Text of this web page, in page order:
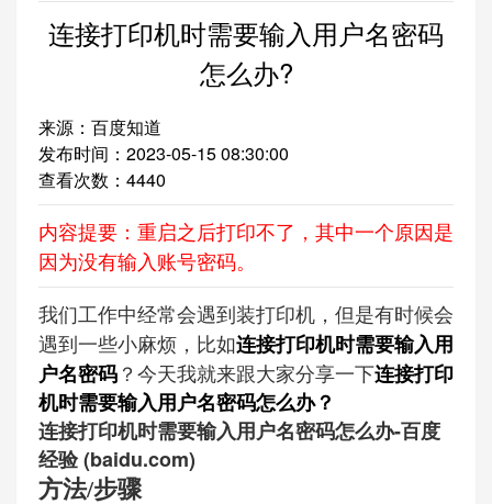
连接打印机时需要输入用户名密码
怎么办?
来源：百度知道
发布时间：2023-05-15 08:30:00
查看次数： 4440
内容提要：重启之后打印不了，其中一个原因是
因为没有输入账号密码。
我们工作中经常会遇到装打印机，但是有时候会
遇到一些小麻烦，比如连接打印机时需要输入用
户名密码？今天我就来跟大家分享一下连接打印
机时需要输入用户名密码怎么办？
连接打印机时需要输入用户名密码怎么办-百度
经验 (baidu.com)
方法/步骤